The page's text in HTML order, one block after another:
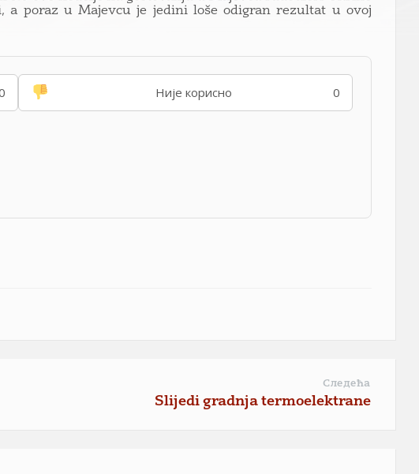
a poraz u Majevcu je jedini loše odigran rezultat u ovoj
Није корисно 0
Следећа
Slijedi gradnja termoelektrane